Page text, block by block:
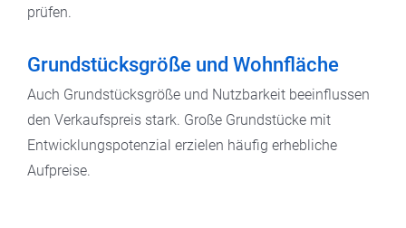
prüfen.
Grundstücksgröße und Wohnfläche
Auch Grundstücksgröße und Nutzbarkeit beeinflussen
den Verkaufspreis stark. Große Grundstücke mit
Entwicklungspotenzial erzielen häufig erhebliche
Aufpreise.